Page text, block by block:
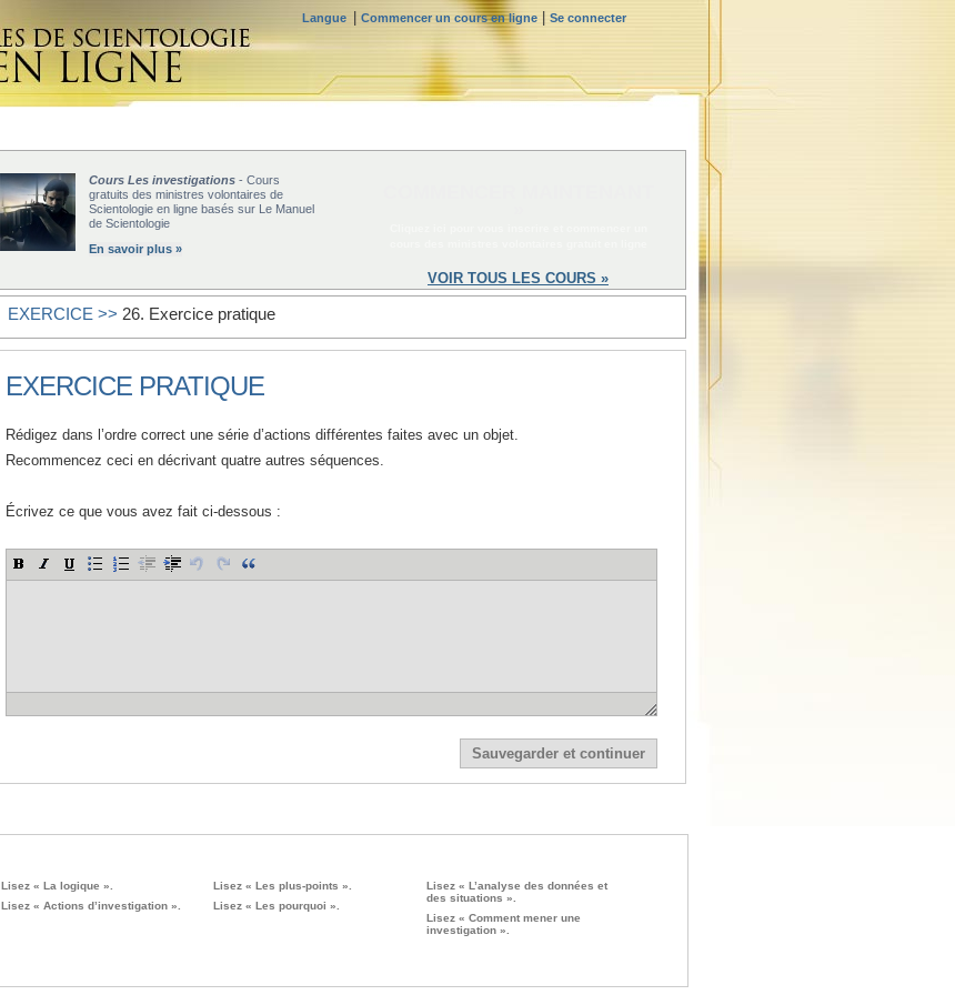
Langue Commencer un cours en ligne Se connecter
Cours Les investigations - Cours
gratuits des ministres volontaires de
Scientologie en ligne basés sur Le Manuel
de Scientologie
En savoir plus »
VOIR TOUS LES COURS »
EXERCICE >> 26. Exercice pratique
EXERCICE PRATIQUE
Rédigez dans l’ordre correct une série d’actions différentes faites avec un objet.
Recommencez ceci en décrivant quatre autres séquences.
Écrivez ce que vous avez fait ci-dessous :
Lisez « La logique ».
Lisez « Actions d’investigation ».
Lisez « Les plus-points ».
Lisez « Les pourquoi ».
Lisez « L’analyse des données et
des situations ».
Lisez « Comment mener une
investigation ».